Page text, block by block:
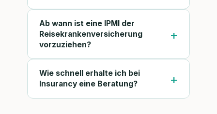
Ab wann ist eine IPMI der
Reisekrankenversicherung
vorzuziehen?
Wie schnell erhalte ich bei
Insurancy eine Beratung?